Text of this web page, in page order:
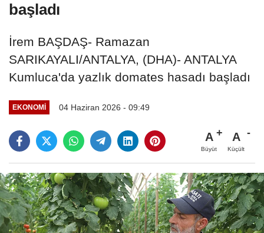
başladı
İrem BAŞDAŞ- Ramazan
SARIKAYALI/ANTALYA, (DHA)- ANTALYA
Kumluca'da yazlık domates hasadı başladı
EKONOMI 04 Haziran 2026 - 09:49
A
Büyüt
A
Küçült